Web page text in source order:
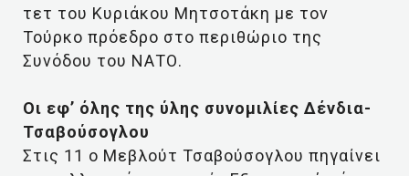
τετ του Κυριάκου Μητσοτάκη με τον
Τούρκο πρόεδρο στο περιθώριο της
Συνόδου του ΝΑΤΟ.
Οι εφ’ όλης της ύλης συνομιλίες Δένδια-
Τσαβούσογλου
Στις 11 ο Μεβλούτ Τσαβούσογλου πηγαίνει